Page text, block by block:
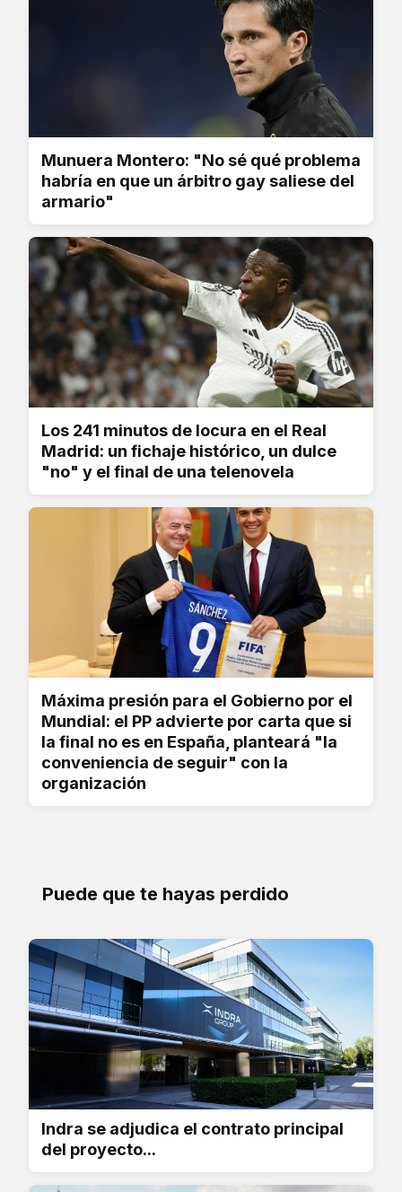
Munuera Montero: "No sé qué problema
habría en que un árbitro gay saliese del
armario"
Los 241 minutos de locura en el Real
Madrid: un fichaje histórico, un dulce
"no" y el final de una telenovela
Máxima presión para el Gobierno por el
Mundial: el PP advierte por carta que si
la final no es en España, planteará "la
conveniencia de seguir" con la
organización
Puede que te hayas perdido
Indra se adjudica el contrato principal
del proyecto...